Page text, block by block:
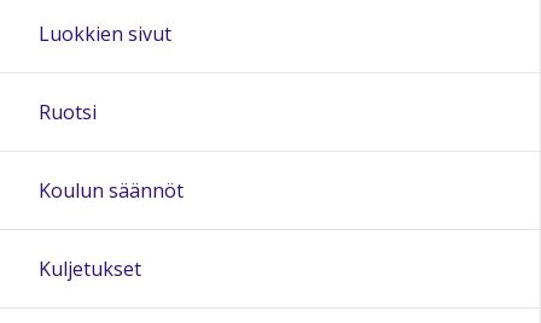
Luokkien sivut
Ruotsi
Koulun säännöt
Kuljetukset